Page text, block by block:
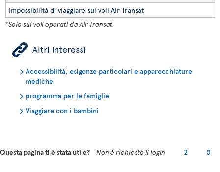
Impossibilità di viaggiare sui voli Air Transat
*Solo sui voli operati da Air Transat.
ÿ Altri interessi
Accessibilità, esigenze particolari e apparecchiature
mediche
programma per le famiglie
Viaggiare con i bambini
Questa pagina ti è stata utile? Non è richiesto il login 2 0